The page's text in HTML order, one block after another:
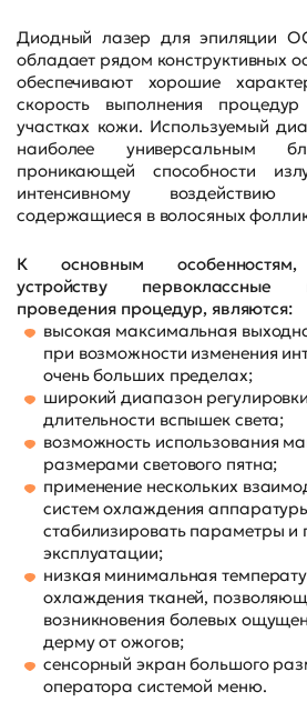
Диодный лазер для эпиляции
обладает рядом конструктивных
обеспечивают хорошие
скорость выполнения
участках кожи. Используемый
наиболее универсальным
проникающей способности
интенсивному
содержащиеся в волосяных
К основным особенностям,
устройству
проведения процедур, являются:
высокая максимальная
при возможности изменения
очень больших пределах;
широкий диапазон
длительности вспышек света;
возможность использования
размерами светового пятна;
применение нескольких
систем охлаждения
стабилизировать параметры и
эксплуатации;
низкая минимальная
охлаждения тканей,
возникновения болевых
дерму от ожогов;
сенсорный экран большого
оператора системой меню.